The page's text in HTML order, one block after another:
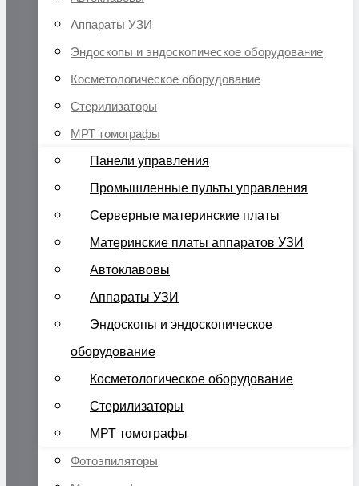
Аппараты УЗИ
Эндоскопы и эндоскопическое оборудование
Косметологическое оборудование
Стерилизаторы
МРТ томографы
Панели управления
Промышленные пульты управления
Серверные материнские платы
Материнские платы аппаратов УЗИ
Автоклавовы
Аппараты УЗИ
Эндоскопы и эндоскопическое
оборудование
Косметологическое оборудование
Стерилизаторы
МРТ томографы
Фотоэпиляторы